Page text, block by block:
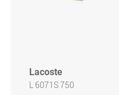
Lacoste
L 6071S 750